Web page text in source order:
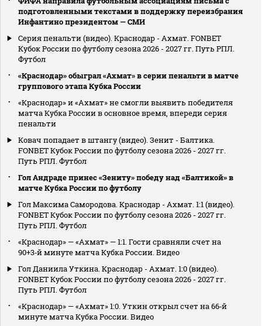
подготовленными текстами в поддержку переизбрания
Инфантино президентом — СМИ
Серия пенальти (видео). Краснодар - Ахмат. FONBET
Кубок России по футболу сезона 2026 - 2027 гг. Путь РПЛ.
Футбол
«Краснодар» обыграл «Ахмат» в серии пенальти в матче
группового этапа Кубка России
«Краснодар» и «Ахмат» не смогли выявить победителя
матча Кубка России в основное время, впереди серия
пенальти
Ковач попадает в штангу (видео). Зенит - Балтика.
FONBET Кубок России по футболу сезона 2026 - 2027 гг.
Путь РПЛ. Футбол
Гол Андраде принес «Зениту» победу над «Балтикой» в
матче Кубка России по футболу
Гол Максима Самородова. Краснодар - Ахмат. 1:1 (видео).
FONBET Кубок России по футболу сезона 2026 - 2027 гг.
Путь РПЛ. Футбол
«Краснодар» — «Ахмат» — 1:1. Гости сравняли счет на
90+3‑й минуте матча Кубка России. Видео
Гол Даниила Уткина. Краснодар - Ахмат. 1:0 (видео).
FONBET Кубок России по футболу сезона 2026 - 2027 гг.
Путь РПЛ. Футбол
«Краснодар» — «Ахмат» 1:0. Уткин открыл счет на 66‑й
минуте матча Кубка России. Видео